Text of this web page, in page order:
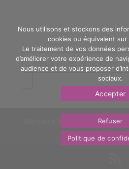
Retourner à la liste
Politique
Nous contacter
Nous utilisons et stockons des
cookies ou équivalent sur
Le traitement de vos données
d’améliorer votre expérience de
audience et de vous proposer
sociaux.
Accepter
Refuser
Politique de